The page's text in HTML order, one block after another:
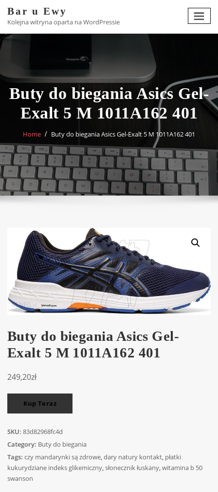
content
Bar u Ewy
Kolejna witryna oparta na WordPressie
Buty do biegania Asics Gel-
Exalt 5 M 1011A162 401
Home Buty do biegania Asics Gel-Exalt 5 M 1011A162 401
Buty do biegania Asics Gel-
Exalt 5 M 1011A162 401
249,20zł
Kup Teraz
SKU: 83d82968fc4d
Category: Buty do biegania
Tags: czy mandarynki są zdrowe,dary natury kontakt, płatki
kukurydziane indeks glikemiczny,słonecznik łuskany,witamina b 50
swanson